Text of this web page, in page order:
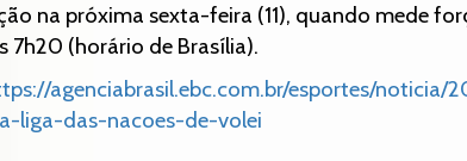
na próxima sexta-feira (11), quando mede
7h20 (horário de Brasília).
agenciabrasil.ebc.com.br/esportes/
liga-das-nacoes-de-volei